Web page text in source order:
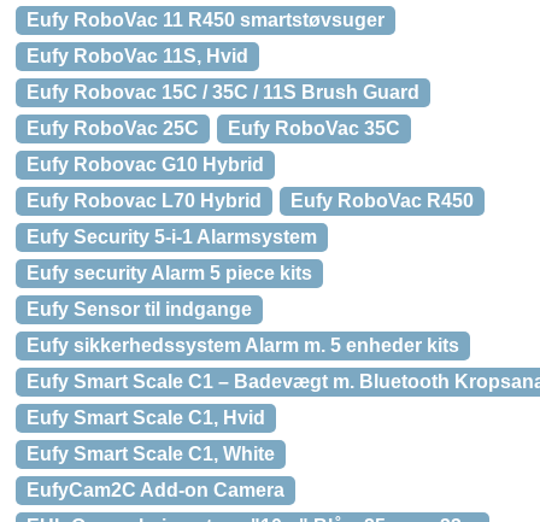
Eufy RoboVac 11 R450 smartstøvsuger
Eufy RoboVac 11S, Hvid
Eufy Robovac 15C / 35C / 11S Brush Guard
Eufy RoboVac 25C
Eufy RoboVac 35C
Eufy Robovac G10 Hybrid
Eufy Robovac L70 Hybrid
Eufy RoboVac R450
Eufy Security 5-i-1 Alarmsystem
Eufy security Alarm 5 piece kits
Eufy Sensor til indgange
Eufy sikkerhedssystem Alarm m. 5 enheder kits
Eufy Smart Scale C1 – Badevægt m. Bluetooth
Eufy Smart Scale C1, Hvid
Eufy Smart Scale C1, White
EufyCam2C Add-on Camera